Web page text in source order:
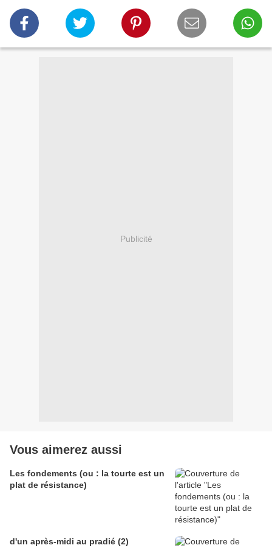
Publicité
Vous aimerez aussi
Les fondements (ou : la tourte est un
plat de résistance)
d'un après-midi au pradié (2)